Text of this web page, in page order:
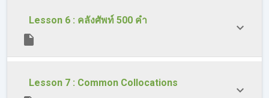
Inversion (การสลับโครงสร้างประโยค)
Lesson 6 : คลังศัพท์ 500 คำ
Lesson 7 : Common Collocations